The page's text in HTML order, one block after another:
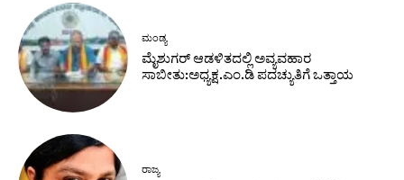
ಮಂಡ್ಯ
ಮೈಶುಗರ್ ಆಡಳಿತದಲ್ಲಿ ಅವ್ಯವಹಾರ
ಸಾಬೀತು:ಅಧ್ಯಕ್ಷ.ಎಂ.ಡಿ ಪದಚ್ಯುತಿಗೆ ಒತ್ತಾಯ
ರಾಜ್ಯ